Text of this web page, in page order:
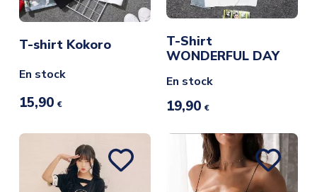
T-shirt Kokoro
En stock
15,90 €
T-Shirt
WONDERFUL DAY
En stock
19,90 €